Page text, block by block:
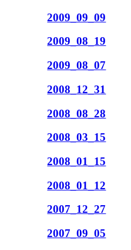
2009_09_09
2009_08_19
2009_08_07
2008_12_31
2008_08_28
2008_03_15
2008_01_15
2008_01_12
2007_12_27
2007_09_05